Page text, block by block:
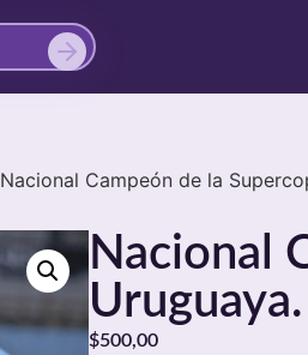
Nacional Campeón de la
Nacional
$500,00